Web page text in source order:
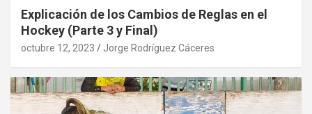
Explicación de los Cambios de Reglas en el
Hockey (Parte 3 y Final)
octubre 12, 2023 Jorge Rodríguez Cáceres